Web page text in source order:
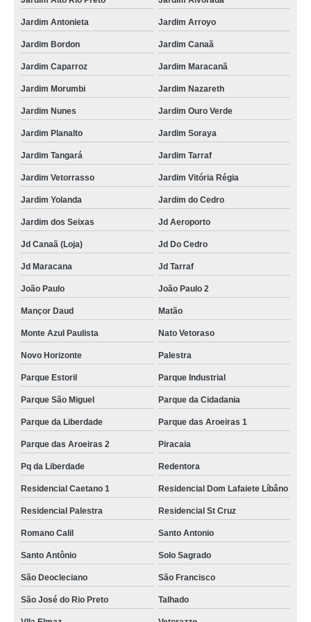
instalação ar condicionado split Vila Ideal
instalação de ar condicionado chiller preços São Francisco
Cruz
instalação ar condicionado central Vila Toninho
instalação de ar condicionado split Vila Italia
qual o valor de instalação de ar condicionado Gabriela
qual o valor de instalação ar condicionado central Brotas
instalação ar condicionado Jardim Planalto
instalação ar condicionado Parque Estoril
qual o valor de instalação de ar condicionado vrf Ibitiinga
instalação de ar condicionado industrial Ribeirão Preto
instalação de ar condicionado vrf preços Votuporanga
qual o valor de instalação ar condicionado vrf Jaborandi
qual o valor de instalação e manutenção de ar condicionado Jardim Antunes
instalação ar condicionado dutado Jardim Soraya
instalação de ar condicionado split Palestra
instalação de ar condicionado chiller Boa Vista
instalação e manutenção de ar condicionado Solo Sagrado
instalação de ar condicionado central Vila Ideal
instalação de ar condicionado preços Boa Vista
instalação ar condicionado dutado Jardim Vitória Régia
Jardim Antonieta Jardim Arroyo
Jardim Bordon Jardim Canaã
Jardim Caparroz Jardim Maracanã
Jardim Morumbi Jardim Nazareth
Jardim Nunes Jardim Ouro Verde
Jardim Planalto Jardim Soraya
Jardim Tangará Jardim Tarraf
Jardim Vetorrasso Jardim Vitória Régia
Jardim Yolanda Jardim do Cedro
Jardim dos Seixas Jd Aeroporto
Jd Canaã (Loja) Jd Do Cedro
Jd Maracana Jd Tarraf
João Paulo João Paulo 2
Mançor Daud Matão
Monte Azul Paulista Nato Vetoraso
Novo Horizonte Palestra
Parque Estoril Parque Industrial
Parque São Miguel Parque da Cidadania
Parque da Liberdade Parque das Aroeiras 1
Parque das Aroeiras 2 Piracaia
Pq da Liberdade Redentora
Residencial Caetano 1 Residencial Dom Lafaiete Líbâno
Residencial Palestra Residencial St Cruz
Romano Calil Santo Antonio
Santo Antônio Solo Sagrado
São Deocleciano São Francisco
São José do Rio Preto Talhado